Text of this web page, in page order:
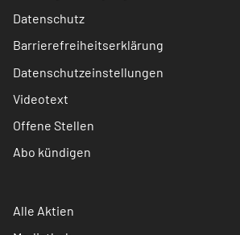
Datenschutz
Barrierefreiheitserklärung
Datenschutzeinstellungen
Videotext
Offene Stellen
Abo kündigen
Alle Aktien